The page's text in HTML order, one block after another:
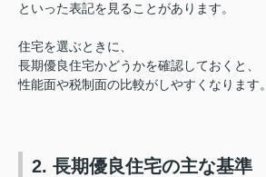
といった表記を見ることがあります。
住宅を選ぶときに、
長期優良住宅かどうかを確認しておくと、
性能面や税制面の比較がしやすくなります。
2. 長期優良住宅の主な基準